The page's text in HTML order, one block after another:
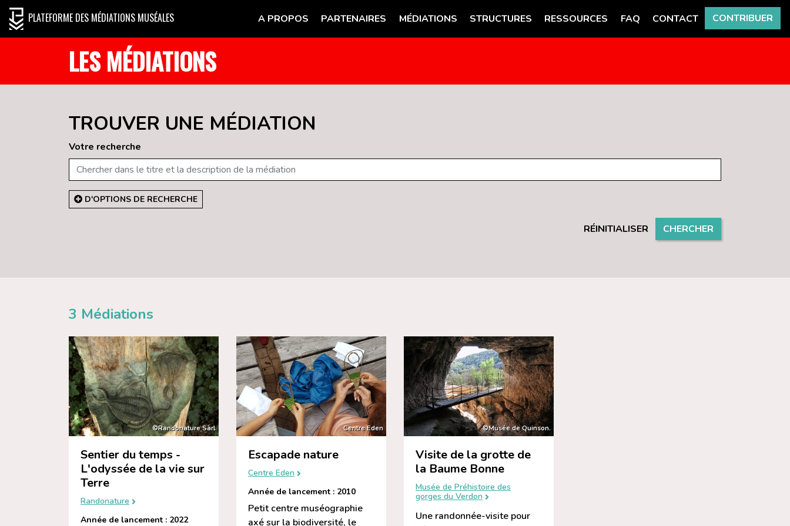
PLATEFORME DES MÉDIATIONS MUSÉALES A PROPOS PARTENAIRES MÉDIATIONS STRUCTURES RESSOURCES FAQ CONTACT CONTRIBUER
LES MÉDIATIONS
TROUVER UNE MÉDIATION
Votre recherche
D'OPTIONS DE RECHERCHE
RÉINITIALISER
3 Médiations
©Randonature Sàrl
Sentier du temps -
L'odyssée de la vie sur
Terre
Randonature
Année de lancement : 2022
Centre Eden
Escapade nature
Centre Eden
Année de lancement : 2010
Petit centre muséographie
axé sur la biodiversité, le
©Musée de Quinson.
Visite de la grotte de
la Baume Bonne
Musée de Préhistoire des
gorges du Verdon
Une randonnée-visite pour